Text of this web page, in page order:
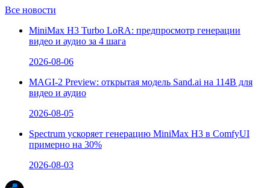
Все новости
MiniMax H3 Turbo LoRA: предпросмотр генерации
видео и аудио за 4 шага
2026-08-06
MAGI-2 Preview: открытая модель Sand.ai на 114B для
видео и аудио
2026-08-05
Spectrum ускоряет генерацию MiniMax H3 в ComfyUI
примерно на 30%
2026-08-03